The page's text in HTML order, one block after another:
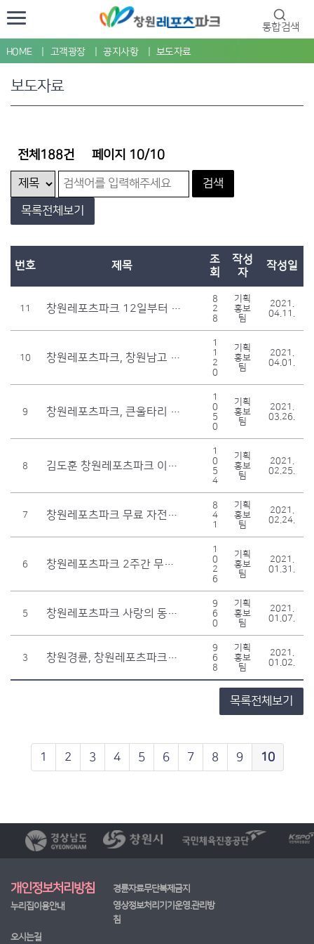
통합검색
HOME 고객광장 공지사항 보도자료
보도자료
전체188건 페이지 10/10
검색
목록전체보기
번호 제목
조
회
작성
자
작성일
11 창원레포츠파크 12일부터 재휴장
8
2
8
기획
홍보
팀
2021.
04.11.
10 창원레포츠파크, 창원남고 방송 체험 프로그램 실시
1
1
2
0
기획
홍보
팀
2021.
04.01.
9 창원레포츠파크, 큰울타리 봉사회와 업무 간담회
1
0
5
0
기획
홍보
팀
2021.
03.26.
8 김도훈 창원레포츠파크 이사장, 어린이 교통안전 릴레이 챌린지 참여
1
0
5
4
기획
홍보
팀
2021.
02.25.
7 창원레포츠파크 무료 자전거 교실 수강생 모집
8
4
1
기획
홍보
팀
2021.
02.24.
6 창원레포츠파크 2주간 무관중 모의경주
1
0
2
6
기획
홍보
팀
2021.
01.31.
5 창원레포츠파크 사랑의 동전 모금액 전달
9
6
0
기획
홍보
팀
2021.
01.07.
3 창원경륜, 창원레포츠파크로 새 출발
9
6
8
기획
홍보
팀
2021.
01.02.
목록전체보기
1 2 3 4 5 6 7 8 9 10
개인정보처리방침
경륜자료무단복제금지
누리집이용안내
영상정보처리기기운영.관리방
침
오시는길